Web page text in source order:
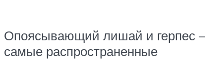
Опоясывающий лишай и герпес –
самые распространенные